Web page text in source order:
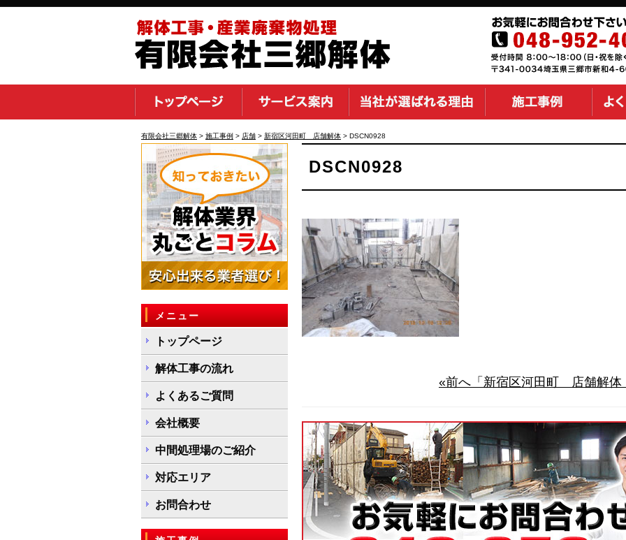
有限会社三郷解体 > 施工事例 > 店舗 > 新宿区河田町 店舗解体 > DSCN0928
DSCN0928
«前へ「新宿区河田町 店舗解体
メニュー
トップページ
解体工事の流れ
よくあるご質問
会社概要
中間処理場のご紹介
対応エリア
お問合わせ